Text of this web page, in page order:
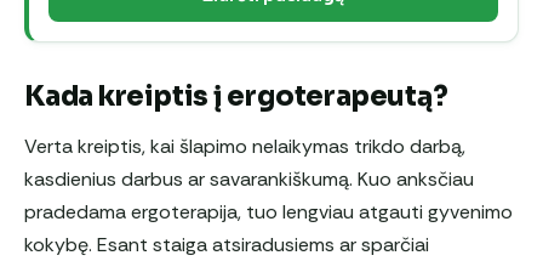
Kada kreiptis į ergoterapeutą?
Verta kreiptis, kai šlapimo nelaikymas trikdo darbą,
kasdienius darbus ar savarankiškumą. Kuo anksčiau
pradedama ergoterapija, tuo lengviau atgauti gyvenimo
kokybę. Esant staiga atsiradusiems ar sparčiai